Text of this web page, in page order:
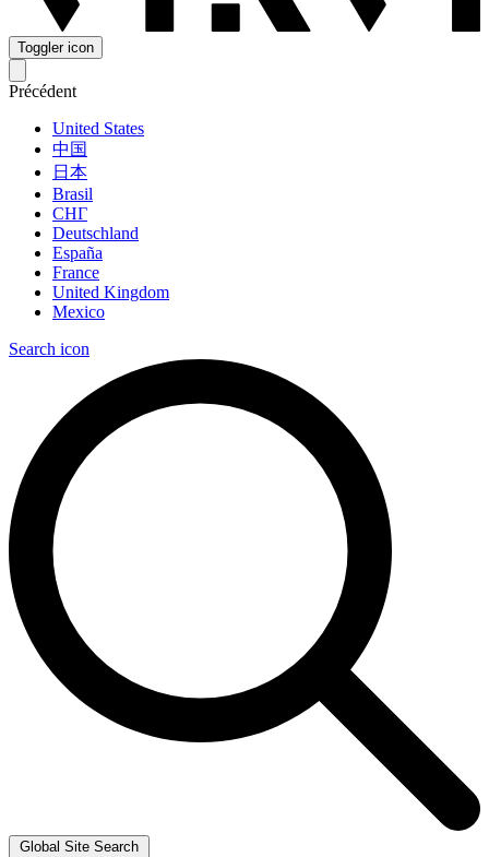
Toggler icon
Précédent
United States
中国
日本
Brasil
СНГ
Deutschland
España
France
United Kingdom
Mexico
Search icon
Global Site Search